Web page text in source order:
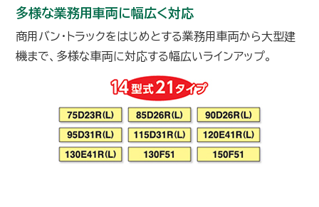
多様な業務用車両に幅広く対応
商用バン・トラックをはじめとする業務用車両から大型建
機まで、多様な車両に対応する幅広いラインアップ。